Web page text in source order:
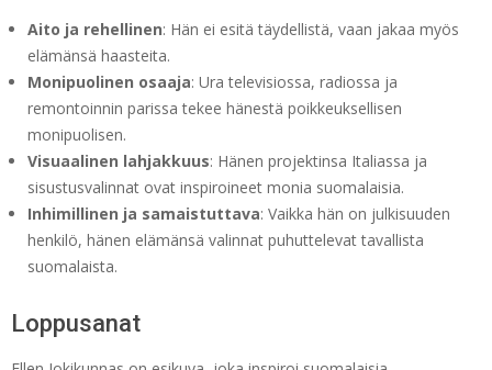
Aito ja rehellinen: Hän ei esitä täydellistä, vaan jakaa myös
elämänsä haasteita.
Monipuolinen osaaja: Ura televisiossa, radiossa ja
remontoinnin parissa tekee hänestä poikkeuksellisen
monipuolisen.
Visuaalinen lahjakkuus: Hänen projektinsa Italiassa ja
sisustusvalinnat ovat inspiroineet monia suomalaisia.
Inhimillinen ja samaistuttava: Vaikka hän on julkisuuden
henkilö, hänen elämänsä valinnat puhuttelevat tavallista
suomalaista.
Loppusanat